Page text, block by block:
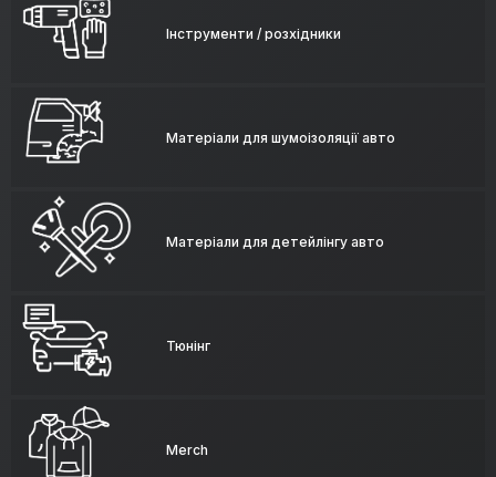
Інструменти / розхідники
Матеріали для шумоізоляції авто
Матеріали для детейлінгу авто
Тюнінг
Merch